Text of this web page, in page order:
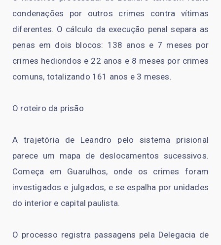
condenações por outros crimes contra vítimas
diferentes. O cálculo da execução penal separa as
penas em dois blocos: 138 anos e 7 meses por
crimes hediondos e 22 anos e 8 meses por crimes
comuns, totalizando 161 anos e 3 meses.
O roteiro da prisão
A trajetória de Leandro pelo sistema prisional
parece um mapa de deslocamentos sucessivos.
Começa em Guarulhos, onde os crimes foram
investigados e julgados, e se espalha por unidades
do interior e capital paulista.
O processo registra passagens pela Delegacia de